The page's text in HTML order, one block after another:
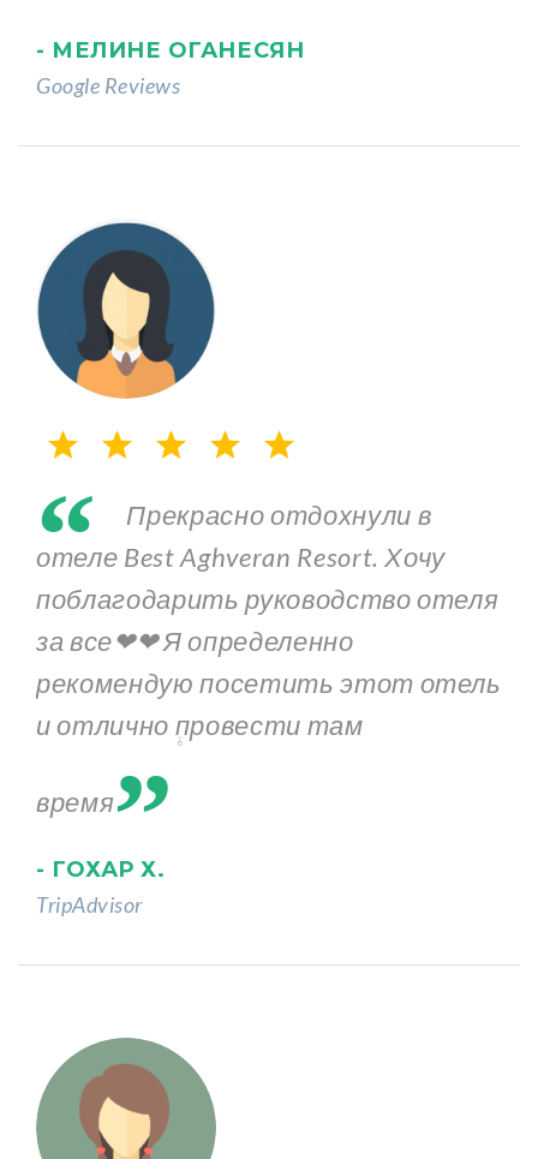
- МЕЛИНЕ ОГАНЕСЯН
Google Reviews
“
Прекрасно отдохнули в
отеле Best Aghveran Resort. Хочу
поблагодарить руководство отеля
за все❤❤ Я определенно
рекомендую посетить этот отель
и отлично провести там
время„
- ГОХАР Х.
TripAdvisor